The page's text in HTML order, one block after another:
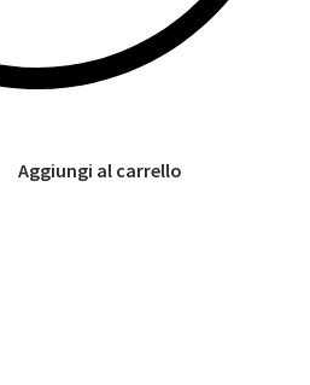
Aggiungi al carrello